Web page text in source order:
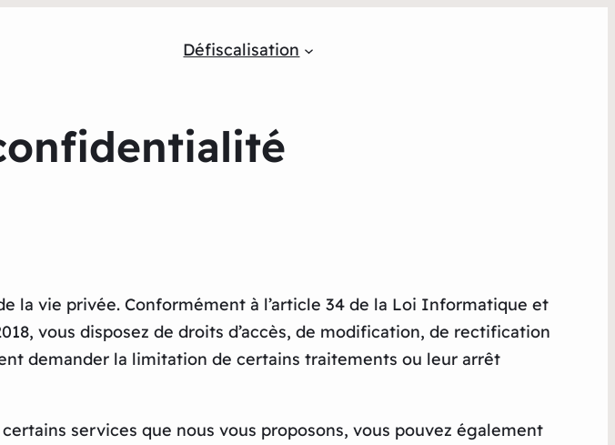
Défiscalisation
la vie privée. Conformément à l’article 34 de la Loi Informatique et
vous disposez de droits d’accès, de modification, de rectification
demander la limitation de certains traitements ou leur arrêt
services que nous vous proposons, vous pouvez également